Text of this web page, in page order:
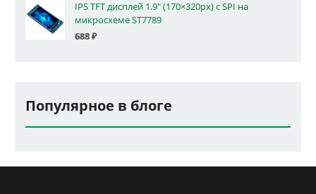
IPS TFT дисплей 1.9" (170×320px) с SPI на
микросхеме ST7789
688₽
Популярное в блоге